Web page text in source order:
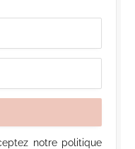
notre politique